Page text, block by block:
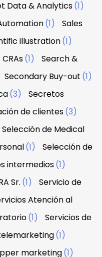
Data & Analytics(1)
(1)
Sales
illustration(1)
(1)
Search &
Secondary Buy-out (1)
(3)
Secretos
de clientes(3)
Selección de Medical
(1)
Selección de
intermedios(1)
Sr. (1)
Servicio de
Atención al
(1)
Servicios de
(1)
marketing(1)